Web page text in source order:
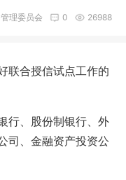
26988
0
理委员会
联合授信试点工作的
行、股份制银行、外
司、金融资产投资公